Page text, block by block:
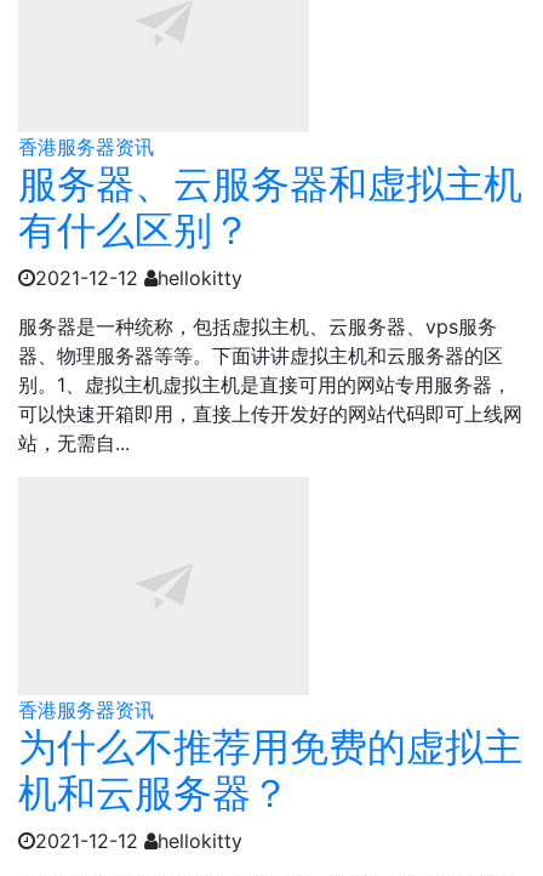
香港服务器资讯
服务器、云服务器和虚拟主机
有什么区别？
2021-12-12
hellokitty
服务器是一种统称，包括虚拟主机、云服务器、vps服务
器、物理服务器等等。下面讲讲虚拟主机和云服务器的区
别。1、虚拟主机虚拟主机是直接可用的网站专用服务器，
可以快速开箱即用，直接上传开发好的网站代码即可上线网
站，无需自...
香港服务器资讯
为什么不推荐用免费的虚拟主
机和云服务器？
2021-12-12
hellokitty